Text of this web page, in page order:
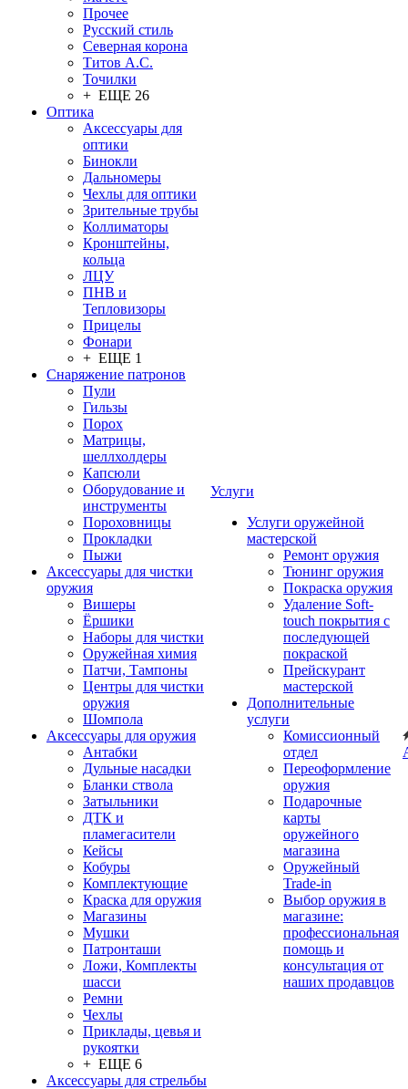
Прочее
Русский стиль
Северная корона
Титов А.С.
Точилки
+ ЕЩЕ 26
Оптика
Аксессуары для
оптики
Бинокли
Дальномеры
Чехлы для оптики
Зрительные трубы
Коллиматоры
Кронштейны,
кольца
ЛЦУ
ПНВ и
Тепловизоры
Прицелы
Фонари
+ ЕЩЕ 1
Снаряжение патронов
Пули
Гильзы
Порох
Матрицы,
шеллхолдеры
Капсюли
Оборудование и
инструменты
Пороховницы
Прокладки
Пыжи
Аксессуары для чистки
оружия
Вишеры
Ёршики
Наборы для чистки
Оружейная химия
Патчи, Тампоны
Центры для чистки
оружия
Шомпола
Аксессуары для оружия
Антабки
Дульные насадки
Бланки ствола
Затыльники
ДТК и
пламегасители
Кейсы
Кобуры
Комплектующие
Краска для оружия
Магазины
Мушки
Патронташи
Ложи, Комплекты
шасси
Ремни
Чехлы
Приклады, цевья и
рукоятки
+ ЕЩЕ 6
Аксессуары для стрельбы
Услуги
Услуги оружейной
мастерской
Ремонт оружия
Тюнинг оружия
Покраска оружия
Удаление Soft-
touch покрытия с
последующей
покраской
Прейскурант
мастерской
Дополнительные
услуги
Комиссионный
отдел
Переоформление
оружия
Подарочные
карты
оружейного
магазина
Оружейный
Trade-in
Выбор оружия в
магазине:
профессиональная
помощь и
консультация от
наших продавцов